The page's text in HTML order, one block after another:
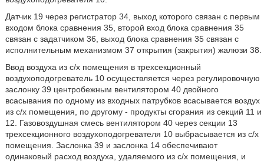
Датчик 19 через регистратор 34, выход которого связан с первым
входом блока сравнения 35, второй вход блока сравнения 35
связан с задатчиком 36, выход блока сравнения 35 связан с
исполнительным механизмом 37 открытия (закрытия) жалюзи 38.
Ввод воздуха из с/х помещения в трехсекционный
воздухоподогреватель 10 осуществляется через регулировочную
заслонку 39 центробежным вентилятором 40 двойного
всасывания по одному из входных патрубков всасывается воздух
из с/х помещения, по другому - продукты сгорания из секций 11 и
12. Газовоздушная смесь вентилятором 40 через секции 13
трехсекционного воздухоподогревателя 10 выбрасывается из с/х
помещения. Заслонка 39 и заслонка 14 обеспечивают
одинаковый расход воздуха, удаляемого из с/х помещения, и